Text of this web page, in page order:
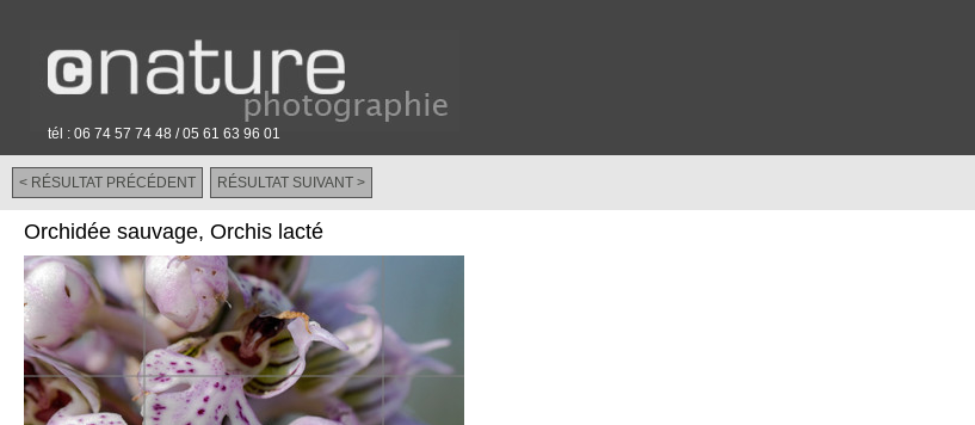
tél : 06 74 57 74 48 / 05 61 63 96 01
< RÉSULTAT PRÉCÉDENT RÉSULTAT SUIVANT >
-
Orchidée sauvage, Orchis lacté